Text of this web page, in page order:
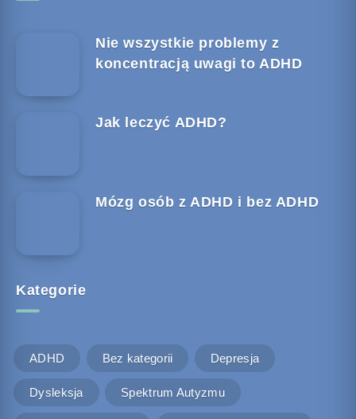
Nie wszystkie problemy z
koncentracją uwagi to ADHD
Jak leczyć ADHD?
Mózg osób z ADHD i bez ADHD
Kategorie
ADHD Bez kategorii Depresja
Dysleksja Spektrum Autyzmu